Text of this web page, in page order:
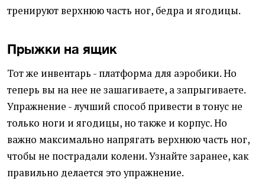
тренируют верхнюю часть ног, бедра и ягодицы.
Прыжки на ящик
Тот же инвентарь - платформа для аэробики. Но
теперь вы на нее не зашагиваете, а запрыгиваете.
Упражнение - лучший способ привести в тонус не
только ноги и ягодицы, но также и корпус. Но
важно максимально напрягать верхнюю часть ног,
чтобы не пострадали колени. Узнайте заранее, как
правильно делается это упражнение.